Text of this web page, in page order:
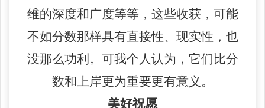
维的深度和广度等等，这些收获，可能
不如分数那样具有直接性、现实性，也
没那么功利。可我个人认为，它们比分
数和上岸更为重要更有意义。
美好祝愿